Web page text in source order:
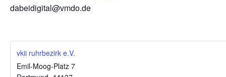
dabeidigital@vmdo.de
vkii ruhrbezirk e.V.
Emil-Moog-Platz 7